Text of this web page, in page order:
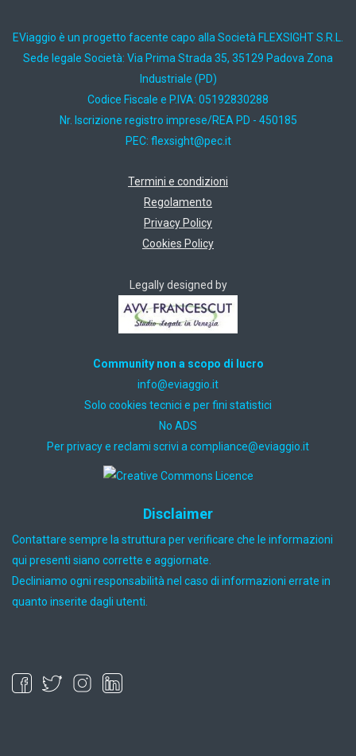
EViaggio è un progetto facente capo alla Società FLEXSIGHT S.R.L.
Sede legale Società: Via Prima Strada 35, 35129 Padova Zona
Industriale (PD)
Codice Fiscale e P.IVA: 05192830288
Nr. Iscrizione registro imprese/REA PD - 450185
PEC: ti.cep@thgisxelf
Termini e condizioni
Regolamento
Privacy Policy
Cookies Policy
Legally designed by
Community non a scopo di lucro
ti.oiggaive@ofni
Solo cookies tecnici e per fini statistici
No ADS
Per privacy e reclami scrivi a ti.oiggaive@ecnailpmoc
Disclaimer
Contattare sempre la struttura per verificare che le informazioni
qui presenti siano corrette e aggiornate.
Decliniamo ogni responsabilità nel caso di informazioni errate in
quanto inserite dagli utenti.